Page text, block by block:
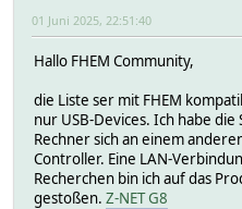
01 Juni 2025, 22:51:40
Hallo FHEM Community,
die Liste ser mit FHEM
nur USB-Devices. Ich habe die
Rechner sich an einem
Controller. Eine LAN-
Recherchen bin ich auf das
gestoßen. Z-NET G8